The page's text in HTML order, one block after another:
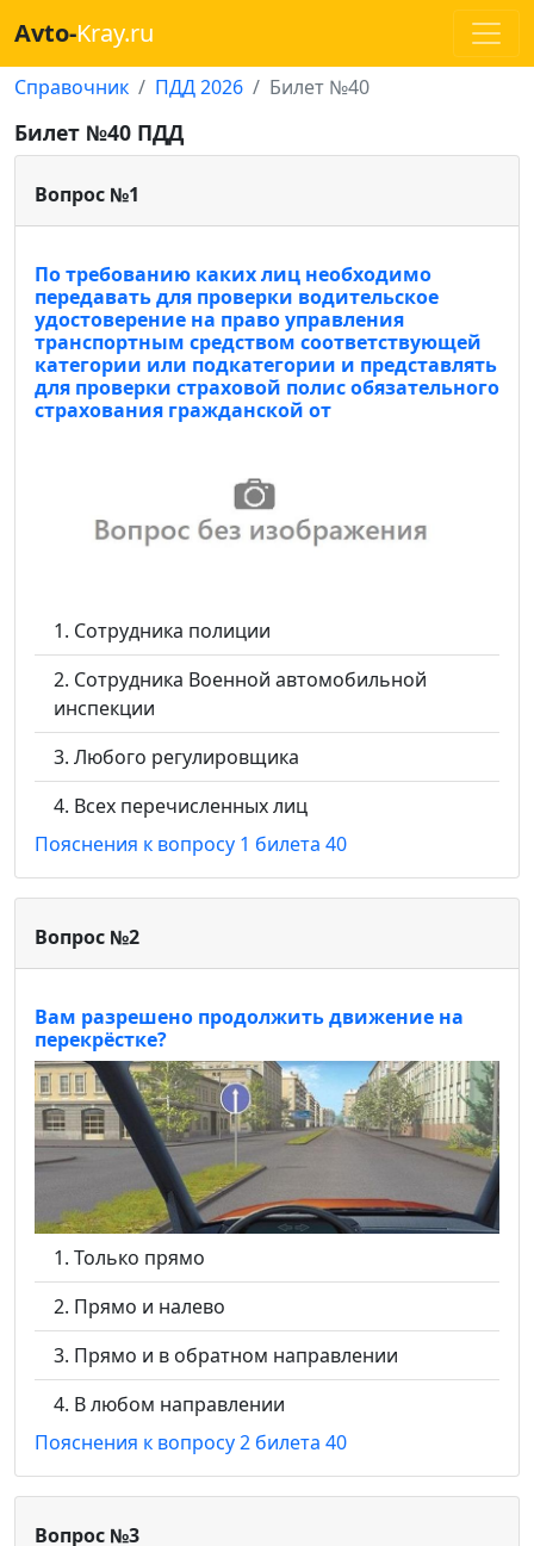
Avto-Kray.ru
Справочник ПДД 2026 Билет №40
Билет №40 ПДД
Вопрос №1
По требованию каких лиц необходимо
передавать для проверки водительское
удостоверение на право управления
транспортным средством соответствующей
категории или подкатегории и представлять
для проверки страховой полис обязательного
страхования гражданской от
Сотрудника полиции
Сотрудника Военной автомобильной
инспекции
Любого регулировщика
Всех перечисленных лиц
Пояснения к вопросу 1 билета 40
Вопрос №2
Вам разрешено продолжить движение на
перекрёстке?
Только прямо
Прямо и налево
Прямо и в обратном направлении
В любом направлении
Пояснения к вопросу 2 билета 40
Вопрос №3